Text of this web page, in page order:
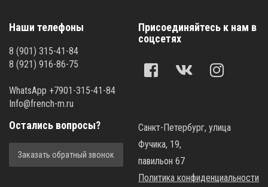
Наши телефоны
8 (901) 315-41-84
8 (921) 916-86-75
WhatsApp +7901-315-41-84
Info@french-m.ru
Присоединяйтесь к нам в
соцсетях
Остались вопросы?
Заказать обратный звонок
Санкт-Петербург, улица
Фучика, 19,
павильон 67
Политика конфиденциальности